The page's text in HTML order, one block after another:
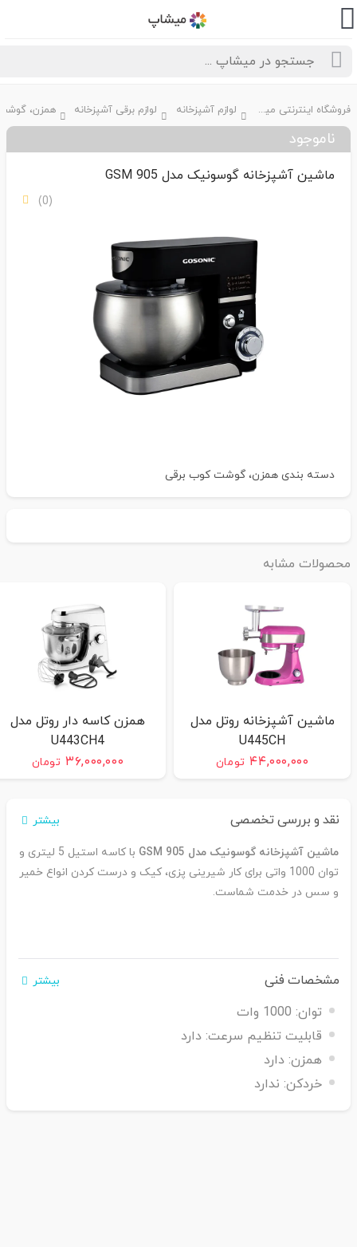
فروشگاه اینترنتی میشاپ لوازم آشپزخانه لوازم برقی آشپزخانه
ناموجود
ماشین آشپزخانه گوسونیک مدل GSM 905
دسته بندیهمزن، گوشت کوب برقی
مشابه
ماشین آشپزخانه روتل مدل
U445CH
۴۴,۰۰۰,۰۰۰ تومان
همزن کاسه دار روتل مدل
U443CH4
۳۶,۰۰۰,۰۰۰ تومان
نقد و بررسی تخصصی بیشتر
ماشین آشپزخانه گوسونیک مدل GSM 905
با کاسه استیل 5 لیتری و
توان 1000 واتی برای کار شیرینی پزی، کیک و درست کردن انواع خمیر
و سس در خدمت شماست.
مشخصات فنی بیشتر
توان: 1000 وات
قابلیت تنظیم سرعت: دارد
همزن: دارد
خردکن: ندارد